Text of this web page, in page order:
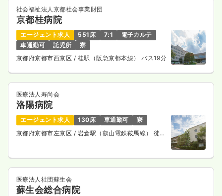
社会福祉法人京都社会事業財団
京都桂病院
エージェント求人 551床 7:1
電子カルテ
車通勤可
託児所
寮
京都府京都市西京区 / 桂駅（阪急京都本線） バス19分
医療法人寿尚会
洛陽病院
エージェント求人 130床 車通勤可
寮
京都府京都市左京区 / 岩倉駅（叡山電鉄鞍馬線） 徒歩
医療法人社団蘇生会
蘇生会総合病院